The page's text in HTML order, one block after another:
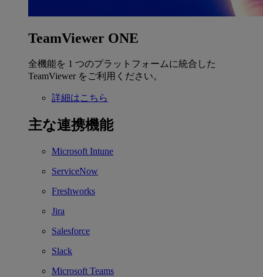
TeamViewer ONE
全機能を 1 つのプラットフォームに統合した
TeamViewer をご利用ください。
詳細はこちら
主な連携機能
Microsoft Intune
ServiceNow
Freshworks
Jira
Salesforce
Slack
Microsoft Teams